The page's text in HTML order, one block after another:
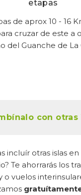
etapas
de aprox 10 - 16
cruzar de este a
del Guanche de La
con otras
incluír otras islas
Te ahorrarás los
o vuelos